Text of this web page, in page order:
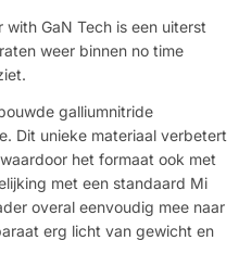
GaN Tech is een uiterst
weer binnen no time
galliumnitride
Dit unieke materiaal verbetert
het formaat ook met
met een standaard Mi
overal eenvoudig mee naar
erg licht van gewicht en